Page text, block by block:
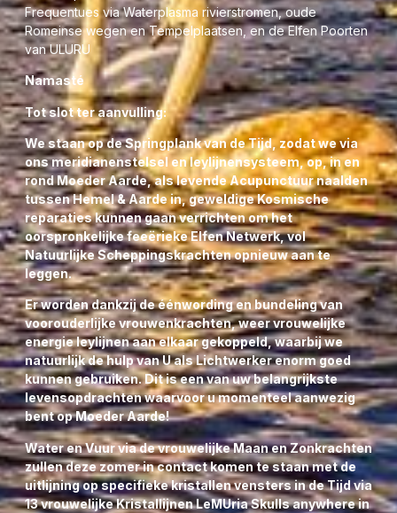
Frequentues via Waterplasma rivierstromen, oude
Romeinse wegen en Tempelplaatsen, en de Elfen Poorten
van ULURU
Namasté
Tot slot ter aanvulling:
We staan op de Springplank van de Tijd, zodat we via
ons meridianenstelsel en leylijnensysteem, op, in en
rond Moeder Aarde, als levende Acupunctuur naalden
tussen Hemel & Aarde in, geweldige Kosmische
reparaties kunnen gaan verrichten om het
oorspronkelijke feeërieke Elfen Netwerk, vol
Natuurlijke Scheppingskrachten opnieuw aan te
leggen.
Er worden dankzij de éénwording en bundeling van
voorouderlijke vrouwenkrachten, weer vrouwelijke
energie leylijnen aan elkaar gekoppeld, waarbij we
natuurlijk de hulp van U als Lichtwerker enorm goed
kunnen gebruiken. Dit is een van uw belangrijkste
levensopdrachten waarvoor u momenteel aanwezig
bent op Moeder Aarde!
Water en Vuur via de vrouwelijke Maan en Zonkrachten
zullen deze zomer in contact komen te staan met de
uitlijning op specifieke kristallen vensters in de Tijd via
13 vrouwelijke Kristallijnen LeMUria Skulls anywhere in